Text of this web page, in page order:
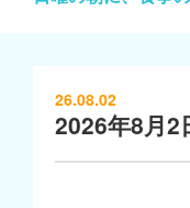
26.08.02
2026年8月2